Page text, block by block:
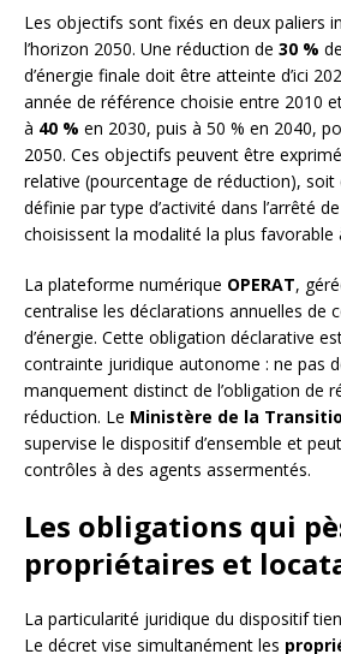
Les objectifs sont fixés en deux paliers
l’horizon 2050. Une réduction de 30 %
d’énergie finale doit être atteinte d’ici
année de référence choisie entre 2010
à 40 % en 2030, puis à 50 % en 2040,
2050. Ces objectifs peuvent être
relative (pourcentage de réduction), soit
définie par type d’activité dans l’arrêté
choisissent la modalité la plus favorable
La plateforme numérique OPERAT,
centralise les déclarations annuelles de
d’énergie. Cette obligation déclarative
contrainte juridique autonome : ne pas
manquement distinct de l’obligation de
réduction. Le Ministère de la
supervise le dispositif d’ensemble et
contrôles à des agents assermentés.
Les obligations qui
propriétaires et
La particularité juridique du dispositif
Le décret vise simultanément les